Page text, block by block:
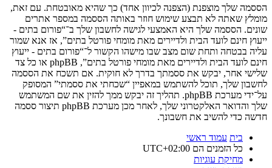
הססמה שלך מוצפנת (הצפנה לכיוון אחד) כך שהיא מאובטחת. עם זאת,
מומלץ שאתה לא תבצע שימוש חוזר באותה הססמה במספר אתרים
שונים. הססמה שלך היא האמצעי לגישה לחשבון שלך ב־“פורום בתים -
ייעוץ חינם לועד הבית ולדיירים מאת מומחי פורטל בתים”, אז אנא שמור
עליה בבטחה ותחת שום מצב שבו מישהו הקשור ל־“פורום בתים - ייעוץ
חינם לועד הבית ולדיירים מאת מומחי פורטל בתים”, phpBB או כל צד
שלישי אחר, יבקש את ססמתך בדרך לא חוקית. אם תשכח את הססמה
לחשבון שלך, תוכל להשתמש במאפיין “שכחתי את ססמתי” המסופק
על־ידי מערכת phpBB. תהליך זה יבקש ממך להזין את שם המשתמש
שלך והדואר האלקטרוני שלך, לאחר מכן מערכת phpBB תיצור ססמה
חדשה כדי להשיב את חשבונך.
בית עמוד ראשי
כל הזמנים הם UTC+02:00
מחיקת עוגיות